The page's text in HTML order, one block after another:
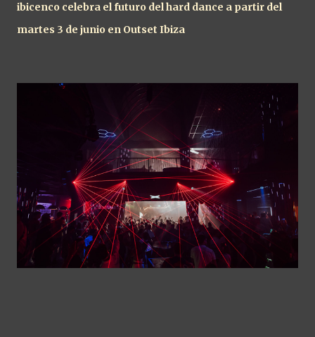
ibicenco celebra el futuro del hard dance a partir del
martes 3 de junio en Outset Ibiza